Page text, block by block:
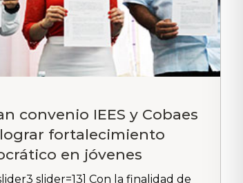
convenio IEES y Cobaes
fortalecimiento
en jóvenes
slider=13] Con la finalidad de